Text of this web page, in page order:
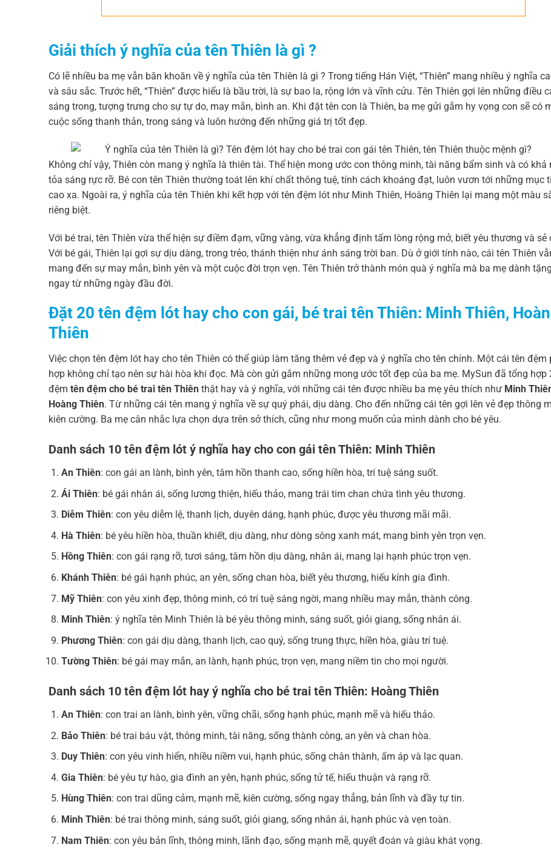
Giải thích ý nghĩa của tên Thiên là gì ?
Có lẽ nhiều ba mẹ vẫn băn khoăn về ý nghĩa của tên Thiên là gì ? Trong tiếng Hán Việt, “Thiên” mang nhiều ý nghĩa
và sâu sắc. Trước hết, “Thiên” được hiểu là bầu trời, là sự bao la, rộng lớn và vĩnh cửu. Tên Thiên gợi lên những điều
sáng trong, tượng trưng cho sự tự do, may mắn, bình an. Khi đặt tên con là Thiên, ba mẹ gửi gắm hy vọng con sẽ có
cuộc sống thanh thản, trong sáng và luôn hướng đến những giá trị tốt đẹp.
Không chỉ vậy, Thiên còn mang ý nghĩa là thiên tài. Thể hiện mong ước con thông minh, tài năng bẩm sinh và có khả
tỏa sáng rực rỡ. Bé con tên Thiên thường toát lên khí chất thông tuệ, tính cách khoáng đạt, luôn vươn tới những mục
cao xa. Ngoài ra, ý nghĩa của tên Thiên khi kết hợp với tên đệm lót như Minh Thiên, Hoàng Thiên lại mang một màu
riêng biệt.
Với bé trai, tên Thiên vừa thể hiện sự điềm đạm, vững vàng, vừa khẳng định tấm lòng rộng mở, biết yêu thương và sẻ
Với bé gái, Thiên lại gợi sự dịu dàng, trong trẻo, thánh thiện như ánh sáng trời ban. Dù ở giới tính nào, cái tên Thiên
mang đến sự may mắn, bình yên và một cuộc đời trọn vẹn. Tên Thiên trở thành món quà ý nghĩa mà ba mẹ dành
ngay từ những ngày đầu đời.
Đặt 20 tên đệm lót hay cho con gái, bé trai tên Thiên: Minh Thiên,
Thiên
Việc chọn tên đệm lót hay cho tên Thiên có thể giúp làm tăng thêm vẻ đẹp và ý nghĩa cho tên chính. Một cái tên đệm
hợp không chỉ tạo nên sự hài hòa khi đọc. Mà còn gửi gắm những mong ước tốt đẹp của ba mẹ. MySun đã tổng hợp
đệm tên đệm cho bé trai tên Thiên thật hay và ý nghĩa, với những cái tên được nhiều ba mẹ yêu thích như Minh
Hoàng Thiên. Từ những cái tên mang ý nghĩa về sự quý phái, dịu dàng. Cho đến những cái tên gợi lên vẻ đẹp thông
kiên cường. Ba mẹ cân nhắc lựa chọn dựa trên sở thích, cũng như mong muốn của mình dành cho bé yêu.
Danh sách 10 tên đệm lót ý nghĩa hay cho con gái tên Thiên: Minh Thiên
An Thiên: con gái an lành, bình yên, tâm hồn thanh cao, sống hiền hòa, trí tuệ sáng suốt.
Ái Thiên: bé gái nhân ái, sống lương thiện, hiếu thảo, mang trái tim chan chứa tình yêu thương.
Diễm Thiên: con yêu diễm lệ, thanh lịch, duyên dáng, hạnh phúc, được yêu thương mãi mãi.
Hà Thiên: bé yêu hiền hòa, thuần khiết, dịu dàng, như dòng sông xanh mát, mang bình yên trọn vẹn.
Hồng Thiên: con gái rạng rỡ, tươi sáng, tâm hồn dịu dàng, nhân ái, mang lại hạnh phúc trọn vẹn.
Khánh Thiên: bé gái hạnh phúc, an yên, sống chan hòa, biết yêu thương, hiếu kính gia đình.
Mỹ Thiên: con yêu xinh đẹp, thông minh, có trí tuệ sáng ngời, mang nhiều may mắn, thành công.
Minh Thiên: ý nghĩa tên Minh Thiên là bé yêu thông minh, sáng suốt, giỏi giang, sống nhân ái.
Phương Thiên: con gái dịu dàng, thanh lịch, cao quý, sống trung thực, hiền hòa, giàu trí tuệ.
Tường Thiên: bé gái may mắn, an lành, hạnh phúc, trọn vẹn, mang niềm tin cho mọi người.
Danh sách 10 tên đệm lót hay ý nghĩa cho bé trai tên Thiên: Hoàng Thiên
An Thiên: con trai an lành, bình yên, vững chãi, sống hạnh phúc, mạnh mẽ và hiếu thảo.
Bảo Thiên: bé trai báu vật, thông minh, tài năng, sống thành công, an yên và chan hòa.
Duy Thiên: con yêu vinh hiển, nhiều niềm vui, hạnh phúc, sống chân thành, ấm áp và lạc quan.
Gia Thiên: bé yêu tự hào, gia đình an yên, hạnh phúc, sống tử tế, hiếu thuận và rạng rỡ.
Hùng Thiên: con trai dũng cảm, mạnh mẽ, kiên cường, sống ngay thẳng, bản lĩnh và đầy tự tin.
Minh Thiên: bé trai thông minh, sáng suốt, giỏi giang, sống nhân ái, hạnh phúc và vẹn toàn.
Nam Thiên: con yêu bản lĩnh, thông minh, lãnh đạo, sống mạnh mẽ, quyết đoán và giàu khát vọng.